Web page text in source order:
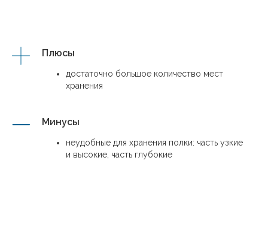
Плюсы
достаточно большое количество мест
хранения
Минусы
неудобные для хранения полки: часть узкие
и высокие, часть глубокие